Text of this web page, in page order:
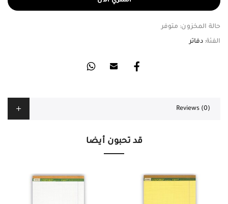
حالة المخزون: متوفر
الفئة: دفاتر
Reviews (0)
قد تحبون أيضا